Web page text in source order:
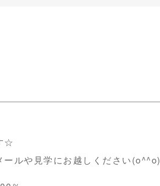
☆
ールや見学にお越しください(o^^o)